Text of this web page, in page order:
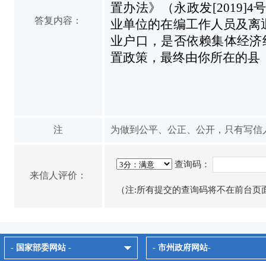
答复内容：
置办法》（永政发[2019]4
业单位的在编工作人员及
业户口，是否依赖集体经
置政策，最终由你所在的
注 为做到公平、公正、公开，只有写
来信人评价：
查询码：
（注:所有提交的查询码将不在前台页